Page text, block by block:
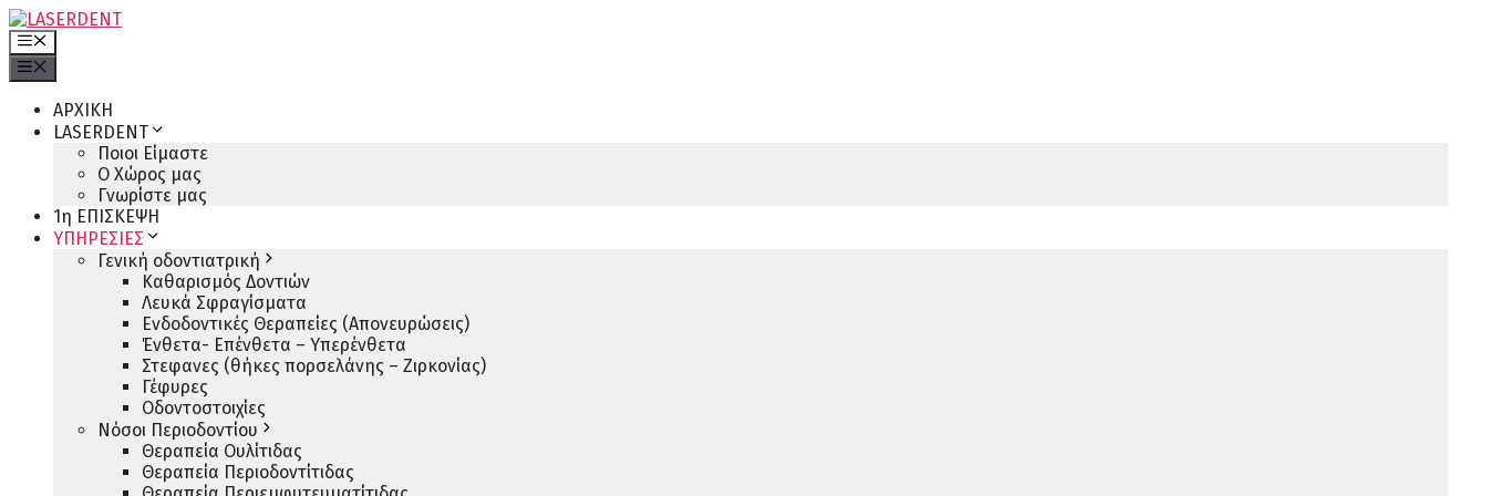
Μετάβαση
σε
περιεχόμενο
Μενού
ΑΡΧΙΚΗ
LASERDENT
Ποιοι Είμαστε
Ο Χώρος μας
Γνωρίστε μας
1η ΕΠΙΣΚΕΨΗ
ΥΠΗΡΕΣΙΕΣ
Γενική οδοντιατρική
Καθαρισμός Δοντιών
Λευκά Σφραγίσματα
Ενδοδοντικές Θεραπείες (Απονευρώσεις)
Ένθετα- Επένθετα – Υπερένθετα
Στεφανες (θήκες πορσελάνης – Ζιρκονίας)
Γέφυρες
Οδοντοστοιχίες
Νόσοι Περιοδοντίου
Θεραπεία Ουλίτιδας
Θεραπεία Περιοδοντίτιδας